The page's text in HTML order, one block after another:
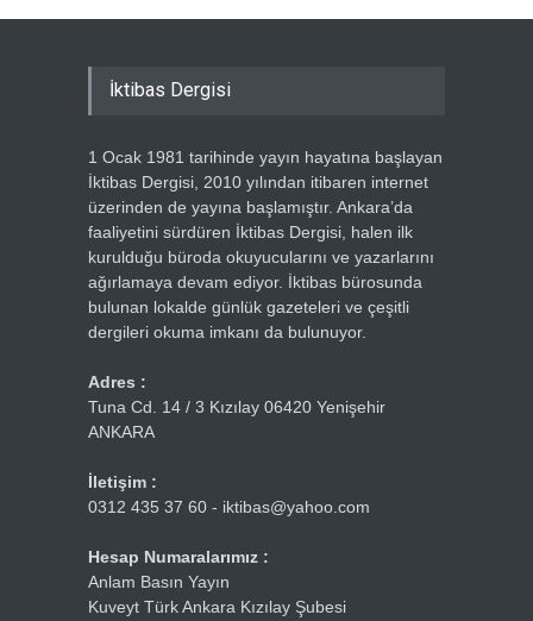
İktibas Dergisi
1 Ocak 1981 tarihinde yayın hayatına başlayan
İktibas Dergisi, 2010 yılından itibaren internet
üzerinden de yayına başlamıştır. Ankara’da
faaliyetini sürdüren İktibas Dergisi, halen ilk
kurulduğu büroda okuyucularını ve yazarlarını
ağırlamaya devam ediyor. İktibas bürosunda
bulunan lokalde günlük gazeteleri ve çeşitli
dergileri okuma imkanı da bulunuyor.
Adres :
Tuna Cd. 14 / 3 Kızılay 06420 Yenişehir
ANKARA
İletişim :
0312 435 37 60 - iktibas@yahoo.com
Hesap Numaralarımız :
Anlam Basın Yayın
Kuveyt Türk Ankara Kızılay Şubesi